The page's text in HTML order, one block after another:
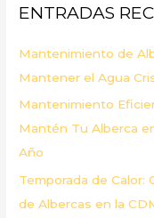
r
o
r
:
ENTRADAS
Mantenimiento de
Mantener el Agua
Mantenimiento
Mantén Tu Alberca
Año
Temporada de Calor:
de Albercas en la